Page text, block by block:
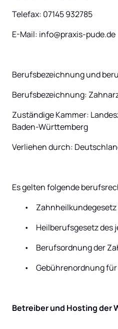
Telefax: 07145 932785
E-Mail: info@praxis-pude.de
Berufsbezeichnung und
Berufsbezeichnung:
Zuständige Kammer:
Baden-Württemberg
Verliehen durch:
Es gelten folgende
•
•	Heilberufsgesetz
•	Berufsordnung der
•	Gebührenordnung
Betreiber und Hosting der